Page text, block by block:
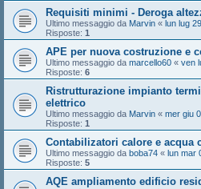
Requisiti minimi - Deroga
Ultimo messaggio da Marvin « lun lug
Risposte: 1
APE per nuova costruzione e
Ultimo messaggio da marcello60 « ven
Risposte: 6
Ristrutturazione impianto
elettrico
Ultimo messaggio da Marvin « mer giu
Risposte: 1
Contabilizatori calore e acqua
Ultimo messaggio da boba74 « lun mar
Risposte: 5
AQE ampliamento edificio